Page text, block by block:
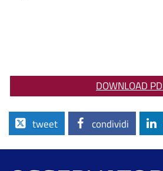
DOWNLOAD
tweet condividi